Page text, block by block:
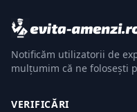
Notificăm utilizatorii de
mulțumim că ne folosești
VERIFICĂRI